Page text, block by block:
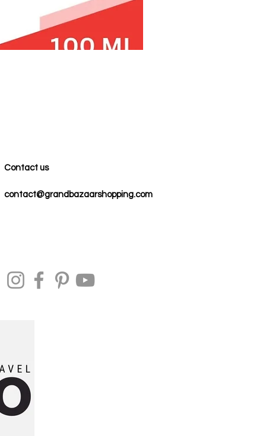
Contact us
contact@grandbazaarshopping.com